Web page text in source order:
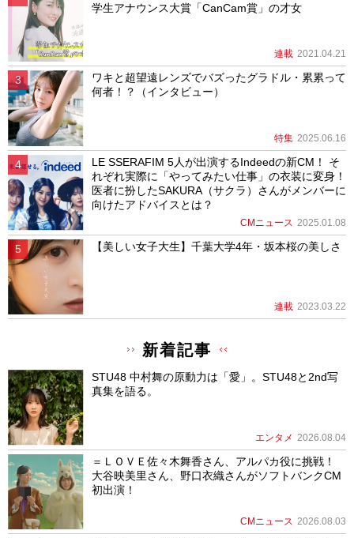
学生アナウンス大賞「CanCam賞」の才女
連載 2021.04.21
ワキと超望遠レンズでバズったグラドル・累累って
何者！？（インタビュー）
特集 2025.06.16
LE SSERAFIM 5人が出演するIndeedの新CM！ そ
れぞれ実際に「やってみたい仕事」の衣装に変身！
医者に扮したSAKURA（サクラ）さんがメンバーに
向けたアドバイスとは？
CMニュース 2025.01.08
【美しい女子大生】千葉大学4年・坂本桜の美しさ
連載 2023.03.22
新着記事
STU48 中村舞の原動力は「愛」。STU48と2nd写
真集を語る。
エンタメ 2026.08.04
＝ＬＯＶＥ佐々木舞香さん、アルパカ役に挑戦！
大谷映美里さん、野口衣織さんがソフトバンクCM
初出演！
CMニュース 2026.08.03